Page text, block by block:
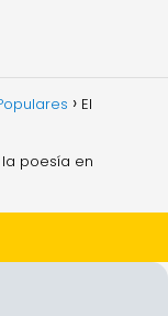
El
poesía en